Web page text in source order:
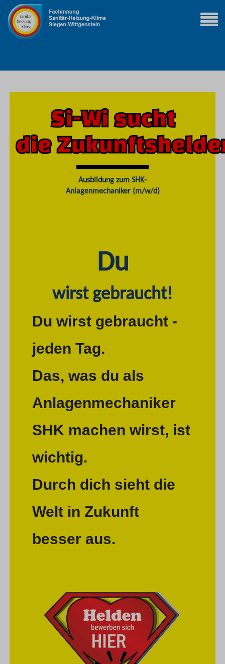
Si-Wi sucht
die
Ausbildung zum SHK-
Anlagenmechaniker (m/w/d)
Du
wirst gebraucht!
Du wirst gebraucht -
jeden Tag.
Das, was du als
Anlagenmechaniker
SHK machen wirst, ist
wichtig.
Durch dich sieht die
Welt in Zukunft
besser aus.